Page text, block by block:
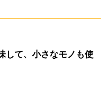
して、小さなモノも使